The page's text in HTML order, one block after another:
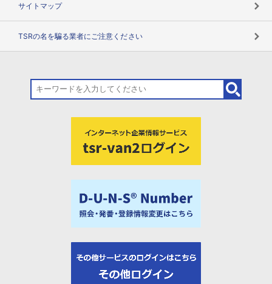
サイトマップ
TSRの名を騙る業者にご注意ください